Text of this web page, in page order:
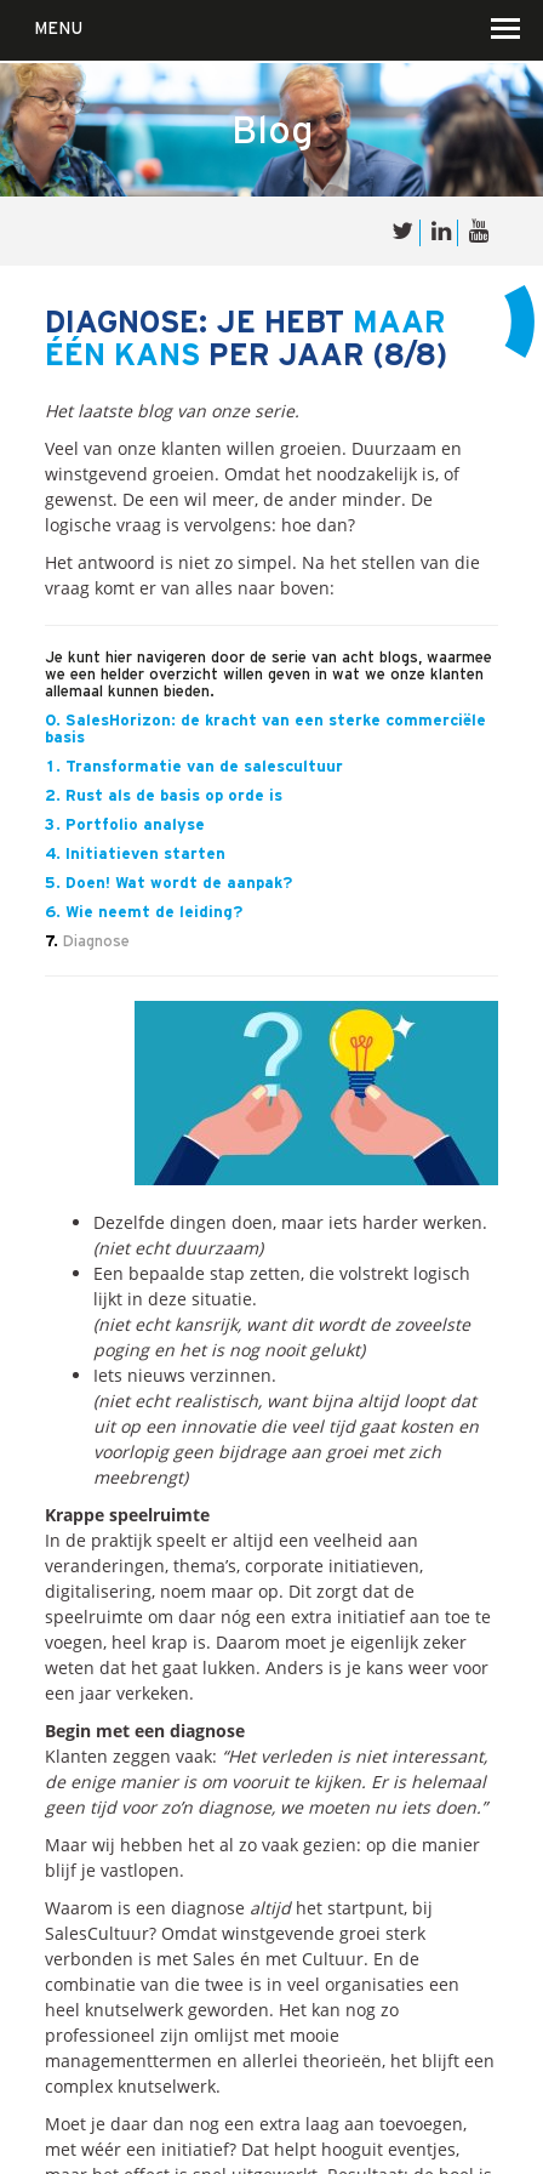
MENU
Waar wij in geloven …
Voor wie?
Iets over joúw SalesCultuur
De partners
Onze dienstverlening
(Sales)Cultuurtransformaties
DiagnosewinnendeTenders
EenwinnendeTender
Gripop jeToekomst
LeiderschapbijTransformatie
ProgrammaManagement
RolleninSales
Sales
Development Programma
SalesCultuur
Neem Contact op
Contact
Inschrijven SalesCultuur-nieuws
Blog
DIAGNOSE: JE HEBT MAAR
ÉÉN KANS PER JAAR (8/8)
Het laatste blog van onze serie.
Veel van onze klanten willen groeien. Duurzaam en
winstgevend groeien. Omdat het noodzakelijk is, of
gewenst. De een wil meer, de ander minder. De
logische vraag is vervolgens: hoe dan?
Het antwoord is niet zo simpel. Na het stellen van die
vraag komt er van alles naar boven:
Je kunt hier navigeren door de serie van acht blogs, waarmee
we een helder overzicht willen geven in wat we onze klanten
allemaal kunnen bieden.
0. SalesHorizon: de kracht van een sterke commerciële
basis
1. Transformatie van de salescultuur
2. Rust als de basis op orde is
3. Portfolio analyse
4. Initiatieven starten
5. Doen! Wat wordt de aanpak?
6. Wie neemt de leiding?
7. Diagnose
Dezelfde dingen doen, maar iets harder werken.
(niet echt duurzaam)
Een bepaalde stap zetten, die volstrekt logisch
lijkt in deze situatie.
(niet echt kansrijk, want dit wordt de zoveelste
poging en het is nog nooit gelukt)
Iets nieuws verzinnen.
(niet echt realistisch, want bijna altijd loopt dat
uit op een innovatie die veel tijd gaat kosten en
voorlopig geen bijdrage aan groei met zich
meebrengt)
Krappe speelruimte
In de praktijk speelt er altijd een veelheid aan
veranderingen, thema’s, corporate initiatieven,
digitalisering, noem maar op. Dit zorgt dat de
speelruimte om daar nóg een extra initiatief aan toe te
voegen, heel krap is. Daarom moet je eigenlijk zeker
weten dat het gaat lukken. Anders is je kans weer voor
een jaar verkeken.
Begin met een diagnose
Klanten zeggen vaak: “Het verleden is niet interessant,
de enige manier is om vooruit te kijken. Er is helemaal
geen tijd voor zo’n diagnose, we moeten nu iets doen.”
Maar wij hebben het al zo vaak gezien: op die manier
blijf je vastlopen.
Waarom is een diagnose altijdhet startpunt, bij
SalesCultuur? Omdat winstgevende groei sterk
verbonden is met Sales én met Cultuur. En de
combinatie van die twee is in veel organisaties een
heel knutselwerk geworden. Het kan nog zo
professioneel zijn omlijst met mooie
managementtermen en allerlei theorieën, het blijft een
complex knutselwerk.
Moet je daar dan nog een extra laag aan toevoegen,
met wéér een initiatief? Dat helpt hooguit eventjes,